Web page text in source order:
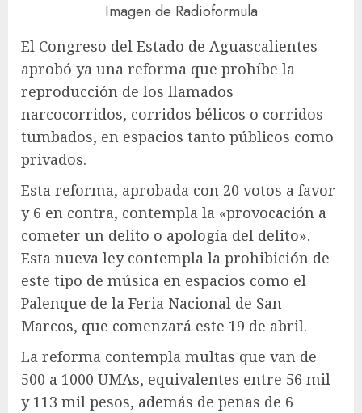
Imagen de Radioformula
El Congreso del Estado de Aguascalientes
aprobó ya una reforma que prohíbe la
reproducción de los llamados
narcocorridos, corridos bélicos o corridos
tumbados, en espacios tanto públicos como
privados.
Esta reforma, aprobada con 20 votos a favor
y 6 en contra, contempla la «provocación a
cometer un delito o apología del delito».
Esta nueva ley contempla la prohibición de
este tipo de música en espacios como el
Palenque de la Feria Nacional de San
Marcos, que comenzará este 19 de abril.
La reforma contempla multas que van de
500 a 1000 UMAs, equivalentes entre 56 mil
y 113 mil pesos, además de penas de 6